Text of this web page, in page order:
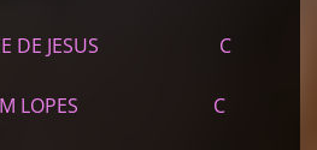
DE JESUS C
JARDIM LOPES C